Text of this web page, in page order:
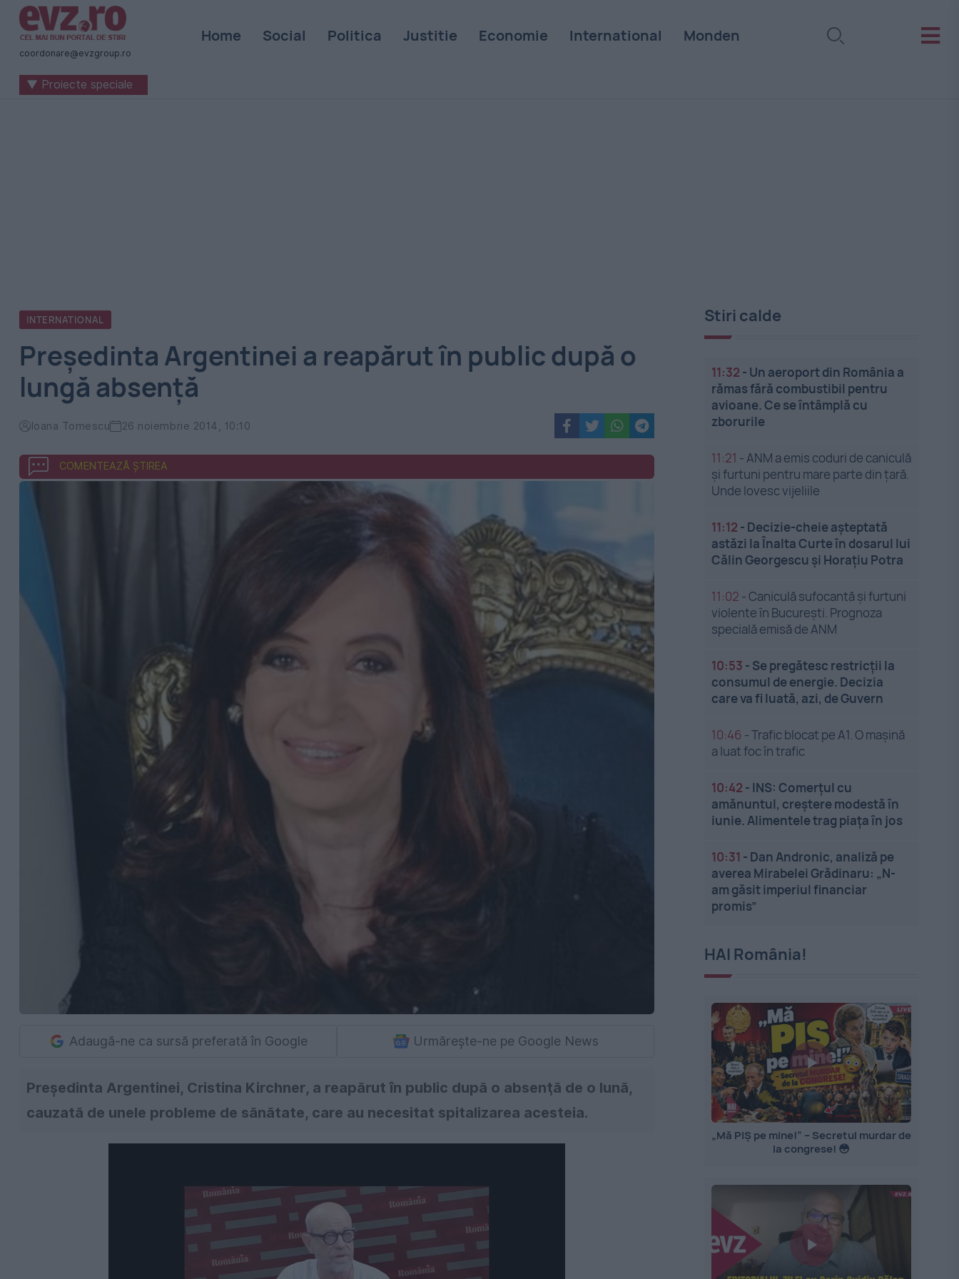
Știri
naționale
internaționale
coordonare@evzgroup.ro
Home Social Politica Justitie Economie International Monden
▼ Proiecte speciale
INTERNATIONAL
Preşedinta Argentinei a reapărut în public după o
lungă absenţă
Ioana Tomescu 26 noiembrie 2014, 10:10
COMENTEAZĂ ȘTIREA
Adaugă-ne ca sursă preferată în Google Urmărește-ne pe Google News
Preşedinta Argentinei, Cristina Kirchner, a reapărut în public după o absenţă de o lună,
cauzată de unele probleme de sănătate, care au necesitat spitalizarea acesteia.
Stiri calde
11:32 - Un aeroport din România a
rămas fără combustibil pentru
avioane. Ce se întâmplă cu
zborurile
11:21 -ANM a emis coduri de caniculă
și furtuni pentru mare parte din țară.
Unde lovesc vijeliile
11:12 - Decizie-cheie așteptată
astăzi la Înalta Curte în dosarul lui
Călin Georgescu și Horațiu Potra
11:02 -Caniculă sufocantă și furtuni
violente în București. Prognoza
specială emisă de ANM
10:53 - Se pregătesc restricții la
consumul de energie. Decizia
care va fi luată, azi, de Guvern
10:46 -Trafic blocat pe A1. O mașină
a luat foc în trafic
10:42 - INS: Comerțul cu
amănuntul, creștere modestă în
iunie. Alimentele trag piața în jos
10:31 - Dan Andronic, analiză pe
averea Mirabelei Grădinaru: „N-
am găsit imperiul financiar
promis”
HAI România!
„Mă PIȘ pe mine!” – Secretul murdar de
la congrese! 😳